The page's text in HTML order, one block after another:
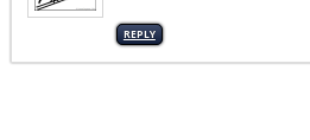
REPLY